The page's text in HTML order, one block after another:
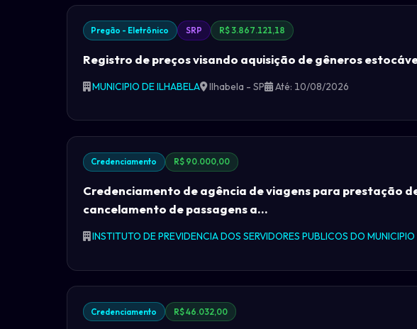
Pregão - Eletrônico SRP R$ 3.867.121,18
Registro de preços visando aquisição de gêneros
MUNICIPIO DE ILHABELA Ilhabela - SP Até: 10/08/2026
Credenciamento R$ 90.000,00
Credenciamento de agência de viagens para prestação
cancelamento de passagens a...
INSTITUTO DE PREVIDENCIA DOS SERVIDORES PUBLICOS DO
Credenciamento R$ 46.032,00